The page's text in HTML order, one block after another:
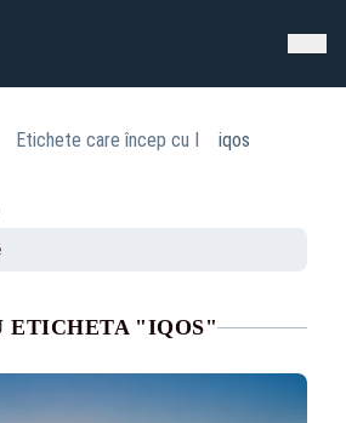
Etichete care încep cu I iqos
ETICHETA "IQOS"